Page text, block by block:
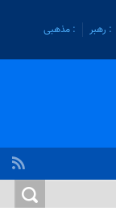
: رهبر
: مذهبی